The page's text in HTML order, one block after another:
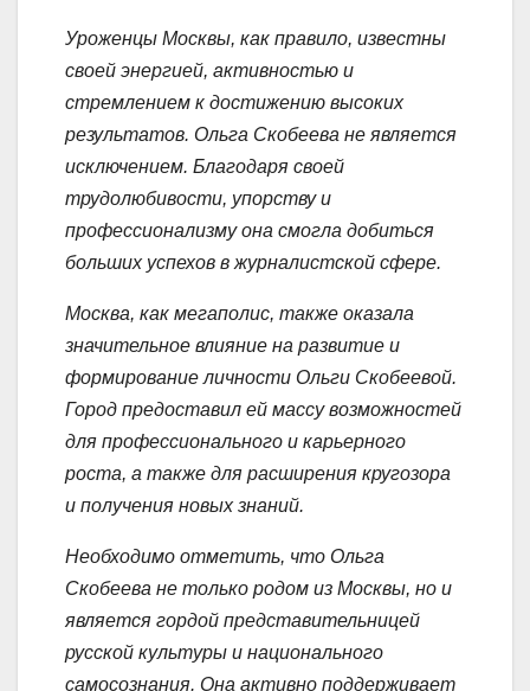
Уроженцы Москвы, как правило, известны
своей энергией, активностью и
стремлением к достижению высоких
результатов. Ольга Скобеева не является
исключением. Благодаря своей
трудолюбивости, упорству и
профессионализму она смогла добиться
больших успехов в журналистской сфере.
Москва, как мегаполис, также оказала
значительное влияние на развитие и
формирование личности Ольги Скобеевой.
Город предоставил ей массу возможностей
для профессионального и карьерного
роста, а также для расширения кругозора
и получения новых знаний.
Необходимо отметить, что Ольга
Скобеева не только родом из Москвы, но и
является гордой представительницей
русской культуры и национального
самосознания. Она активно поддерживает